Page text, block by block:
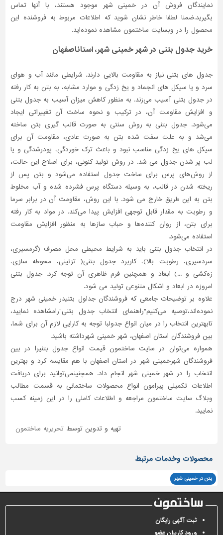
نمایندگان فروش آن در خمینی شهر موجود هستند، با آنها تماس
بگیرید.ضمنا لطفا خاطر نشان شوید که اطلاعات مربوط به فروشنده این
محصول را در وبسایت ساختمون مشاهده نموده‌اید.
خرید جدول بتنی در شهر خمینی شهر، استاناصفهان
جدول های بتنی نیاز به مقاومت بالایی دارند. شرایطی مانند آب و هوای
سرد و یا سیکل های انجماد و یخ زدگی و موارد مشابه، به بتن به کار رفته
در جدول بتنی آسیب می‌زند. به منظور کاهش میزان آسیب به جدول بتنی
و افزایش مقاومت آن، در ترکیب و نحوه ساخت آن تغییراتی ایجاد
می‌شود. جدول بتنی به روش سنتی به صورت قالب گیری بتن ساخته
می‌شد و به علت سفت شده بتن به صورت عادی، مقاومت آن برای
سیکل های یخ زدگی مناسب نبود و باعث ترک خوردگی، پودر‌شدگی و یا
لب پر شدن جدول می شد. در روش تولید کنونی، برای اصلاح این حالت،
از روش‌های پرس برای ساخت جدول استفاده می‌شود و بتن پس از
ریخته شدن در قالب، به وسیله دستگاه پرس فشرده شده و آب مخلوط
بتن به این طریق خارج می شود. با این روش، مقاومت آن در برابر سرما
و رطوبت به مقدار قابل توجهی افزایش پیدا می‌کند. در مواد به کار رفته
برای بتن، از روان کننده‌ها و حباب سازها به منظور افزایش مقاومت
استفاده می‌شود.
در انتخاب جدول بتنی باید به شرایط محیطی محل مصرف (گرمسیری،
سردسیری، رطوبت بالا)، کاربرد جدول بتنی( تزئینی، محوطه سازی،
زه‌کشی و ...) ابعاد و همچنین فرم ظاهری آن توجه کرد. جدول بتنی
امروزه در ابعاد و اشکال متنوعی تولید می شود.
علاوه بر توضیحات جامعی که فروشندگان جداول بتنیدر خمینی شهر درج
نموده‌اند،توصیه می‌کنیم"راهنمای انتخاب جدول بتنی"رامشاهده نمایید،
تابهترین انتخاب را در میان انواع جدولبا توجه به کارایی لازم آن برای شما،
بین فروشندگان استان اصفهان، شهر خمینی شهرداشته باشید.
همواره می‌توان در سایت ساختمون قیمت انواع جدول بتنیرا در بین
فروشندگان شهرخمینی شهر در استان اصفهان با هم مقایسه کرد و بهترین
انتخاب را در شهر خمینی شهر انجام داد. همچنینمی‌توانید برای دریافت
اطلاعات تکمیلی پیرامون انواع محصولات ساختمانی به قسمت مطالب
وبلاگ سایت ساختمون مراجعه و اطلاعات کاملی را در این زمینه کسب
نمایید.
تهیه و تدوین توسط تحریریه ساختمون
محصولات وخدمات مرتبط
بتن در خمینی شهر
ثبت آگهی رایگان
ورود کاربران عضو